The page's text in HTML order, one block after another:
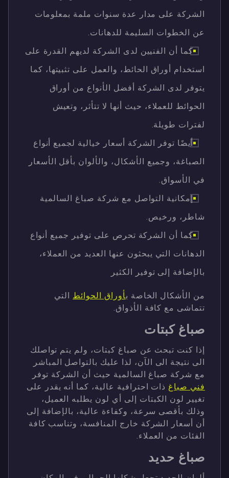
الشركة على مدار عدة سنوات ملمة بمعلومات
عن الخطوات السليمة للدهانات.
كما أن الفنيين لدى الشركة لديهم القدرة على
استخدام أوراق الحائط، والعمل على تثبيتها، كما
يتوفر لدى الشركة أفضل الأنواع من أوراق
الحوائط للعملاء، حيث أنها لا تتأثر، وتعيش
لفترات طويلة.
أيضًا توفر الشركة أسعار خيالية لجميع أنواع
الصباغة، وجميع الأشكال، والألوان بأقل الأسعار
في الأسواق.
إمكانية التواصل مع شركة صباغ السالمية
شاطر، ورخيص.
كما أن الشركة تحرص على توفير جميع أنواع
الدهانات التي يبحثون عنها العديد من العملاء،
بالإضافة إلى توفير الكثير
من الأشكال الخاصة بأوراق الحوائط التي
تتماشى مع كافة الأذواق.
صباغ كبتات
إذا كنت تبحث عن صباغ كبتات، ولم يتم تواصلك
الى نتيجة الى الآن، لذا عليك بالتواصل المباشر
مع شركة صباغ السالمية حيث أن الشركة توفر
فني صباغ ذات احترافية عالية، كما أنه يقدر على
تغيير لون الكبتات إلى أي لون يطلبه العميل،
وذلك بأقصى سرعة، وكفاءة عالية، بالإضافة إلى
أن أسعار الشركة خارج المنافسة، وتناسب كافة
الفئات من العملاء.
صباغ حديد